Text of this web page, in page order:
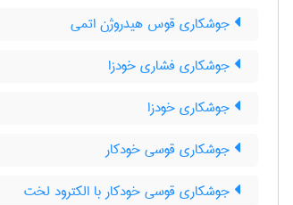
جوشکاری قوس هیدروژن اتمی
جوشکاری فشاری خودزا
جوشکاری خودزا
جوشکاری قوسی خودکار
جوشکاری قوسی خودکار با الکترود لخت